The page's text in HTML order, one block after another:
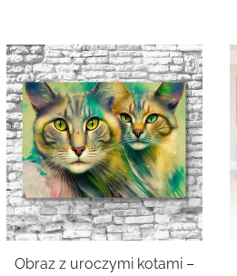
Obraz z uroczymi kotami –